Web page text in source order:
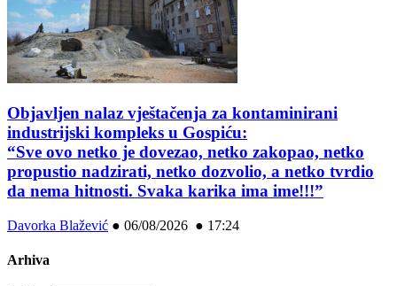
Objavljen nalaz vještačenja za kontaminirani
industrijski kompleks u Gospiću:
“Sve ovo netko je dovezao, netko zakopao, netko
propustio nadzirati, netko dozvolio, a netko tvrdio
da nema hitnosti. Svaka karika ima ime!!!”
Davorka Blažević ● 06/08/2026 ● 17:24
Arhiva